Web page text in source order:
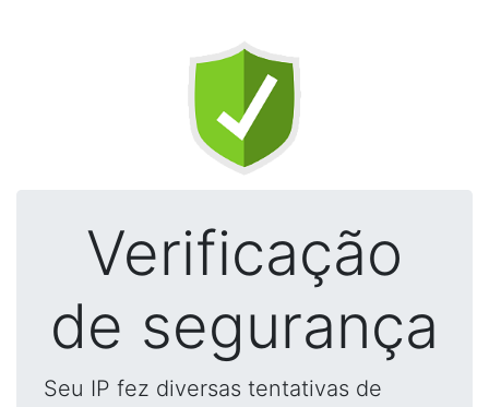
Verificação
de segurança
Seu IP fez diversas tentativas de